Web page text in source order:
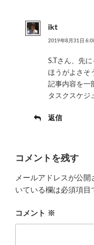
ikt
2019年8月31日
S.Tさん、先
ほうがよさそ
記事内容を一
タスクスケジ
返信
コメントを残す
メールアドレスが公開
いている欄は必須項目
コメント ※